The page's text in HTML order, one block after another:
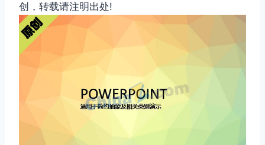
创，转载请注明出处!